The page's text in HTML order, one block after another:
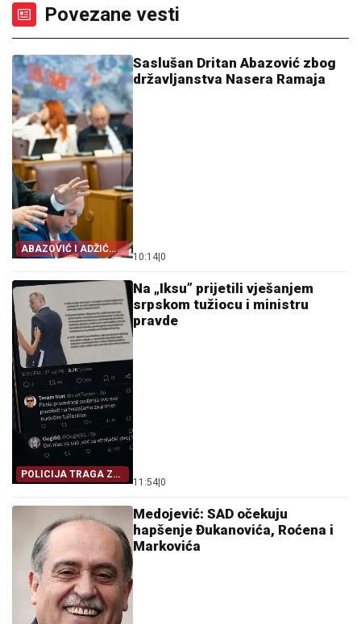
Povezane vesti
ABAZOVIĆ I ADŽIĆ
DALI IZJAVE
Saslušan Dritan Abazović zbog
državljanstva Nasera Ramaja
10:14 0
POLICIJA TRAGA ZA
AUTORIMA
Na „Iksu” prijetili vješanjem
srpskom tužiocu i ministru
pravde
11:54 0
Medojević: SAD očekuju
hapšenje Đukanovića, Roćena i
Markovića